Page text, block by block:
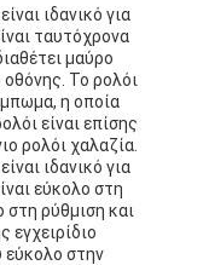
ιδανικό για
ταυτόχρονα
μαύρο
Το ρολόι
η οποία
είναι επίσης
ρολόι χαλαζία.
ιδανικό για
εύκολο στη
στη ρύθμιση και
εγχειρίδιο
εύκολο στην